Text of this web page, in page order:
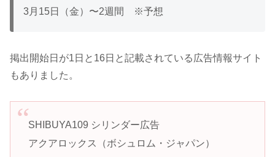
3月15日（金）〜2週間 ※予想
掲出開始日が1日と16日と記載されている広告情報サイト
もありました。
SHIBUYA109 シリンダー広告
アクアロックス（ボシュロム・ジャパン）